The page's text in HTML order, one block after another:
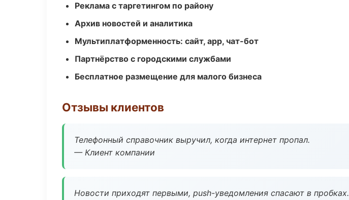
Реклама с таргетингом по району
Архив новостей и аналитика
Мультиплатформенность: сайт, app, чат-бот
Партнёрство с городскими службами
Бесплатное размещение для малого бизнеса
Отзывы клиентов
Телефонный справочник выручил, когда интернет пропал.
— Клиент компании
Новости приходят первыми, push-уведомления спасают в пробках.